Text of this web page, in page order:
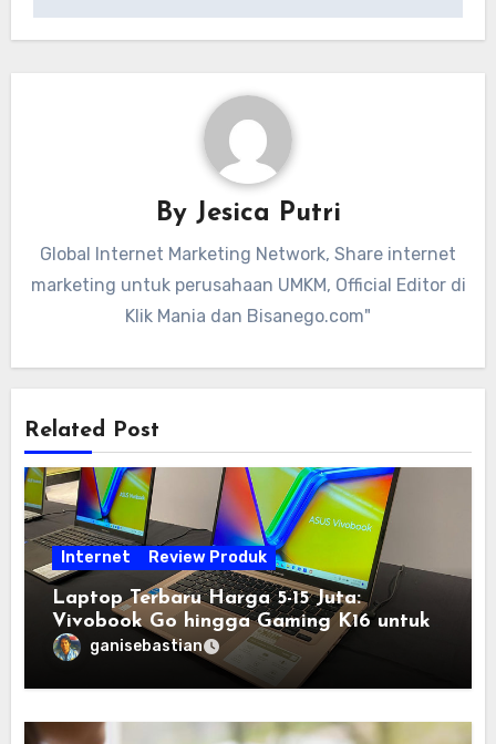
By Jesica Putri
Global Internet Marketing Network, Share internet
marketing untuk perusahaan UMKM, Official Editor di
Klik Mania dan Bisanego.com"
Related Post
Internet Review Produk
Laptop Terbaru Harga 5-15 Juta:
Vivobook Go hingga Gaming K16 untuk
Semua Budget
ganisebastian